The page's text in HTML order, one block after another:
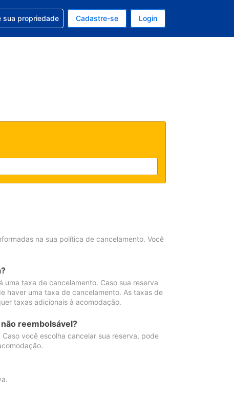
sua moeda é: Real
seu idioma é: Português (Brasil)
com sua reserva
sua propriedade Cadastre-se Login
na sua política de cancelamento. Você
taxa de cancelamento. Caso sua reserva
haver uma taxa de cancelamento. As taxas de
taxas adicionais à acomodação.
reembolsável?
você escolha cancelar sua reserva, pode